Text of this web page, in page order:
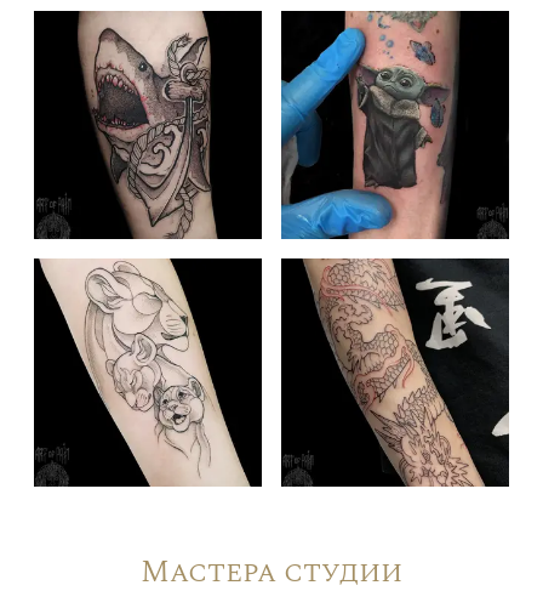
Мастера студии